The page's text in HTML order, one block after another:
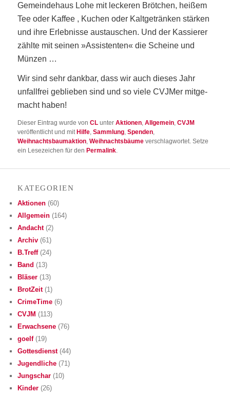
Gemein­de­haus Lohe mit lecke­ren Bröt­chen, hei­ßem
Tee oder Kaf­fee , Kuchen oder Kalt­ge­trän­ken stär­ken
und ihre Erleb­nis­se aus­tau­schen. Und der Kas­sie­rer
zähl­te mit sei­nen »Assis­ten­ten« die Schei­ne und
Münzen …
Wir sind sehr dank­bar, dass wir auch die­ses Jahr
unfall­frei geblie­ben sind und so vie­le CVJ­Mer mit­ge­
macht haben!
Dieser Eintrag wurde vonCL unterAktionen,Allgemein,CVJM
veröffentlicht und mit Hilfe,Sammlung,Spenden,
Weihnachtsbaumaktion,Weihnachtsbäume verschlagwortet. Setze
ein Lesezeichen für den Permalink.
KATE­GO­RIEN
Aktionen (60)
Allgemein (164)
Andacht(2)
Archiv (61)
B.Treff(24)
Band (13)
Bläser (13)
BrotZeit(1)
CrimeTime (6)
CVJM (113)
Erwachsene (76)
goelf(19)
Gottesdienst(44)
Jugendliche (71)
Jungschar (10)
Kinder (26)